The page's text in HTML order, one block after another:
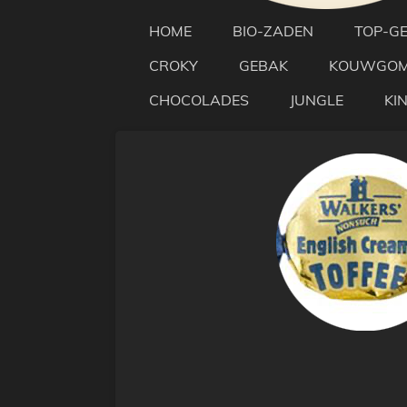
HOME BIO-ZADEN TOP-
CROKY
GEBAK
CHOCOLADES
JUNGLE